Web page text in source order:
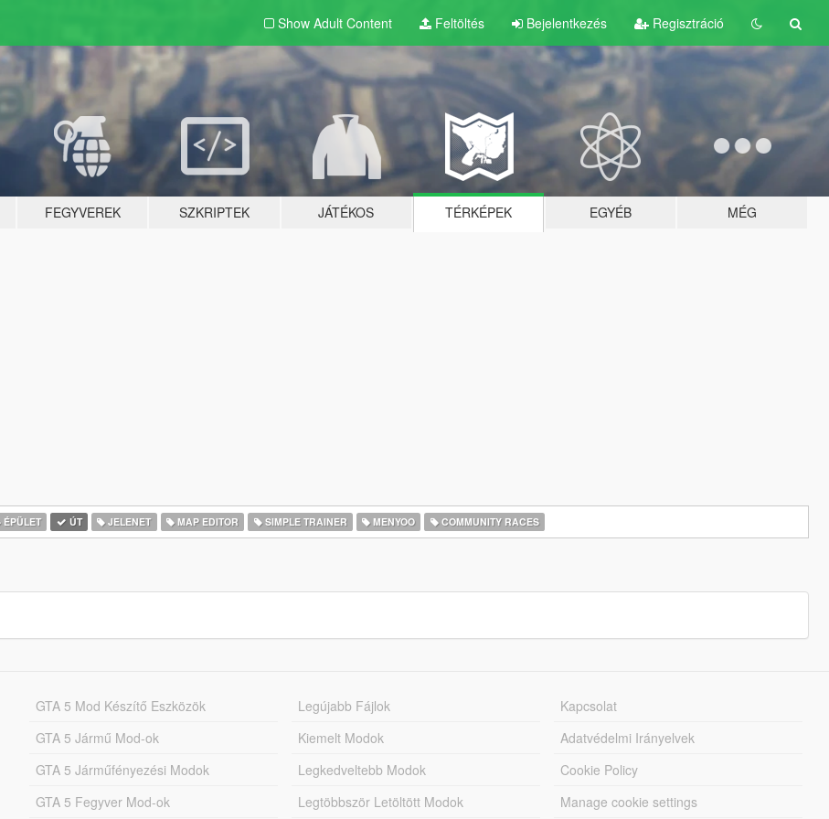
Show Adult Content Feltöltés Bejelentkezés Regisztráció
FEGYVEREK SZKRIPTEK JÁTÉKOS TÉRKÉPEK EGYÉB MÉG
ÉPÜLET ÚT JELENET MAP EDITOR SIMPLE TRAINER MENYOO COMMUNITY RACES
GTA 5 Mod Készítő Eszközök
GTA 5 Jármű Mod-ok
GTA 5 Járműfényezési Modok
GTA 5 Fegyver Mod-ok
Legújabb Fájlok
Kiemelt Modok
Legkedveltebb Modok
Legtöbbször Letöltött Modok
Kapcsolat
Adatvédelmi Irányelvek
Cookie Policy
Manage cookie settings